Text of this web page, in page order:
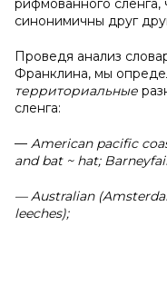
рифмованного
синонимичны друг
Проведя анализ
Франклина, мы
территориальные
сленга:
— American pacific
and bat ~ hat;
— Australian
leeches);